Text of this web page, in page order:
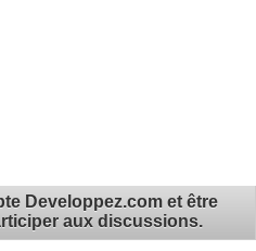
Developpez.com et être
aux discussions.